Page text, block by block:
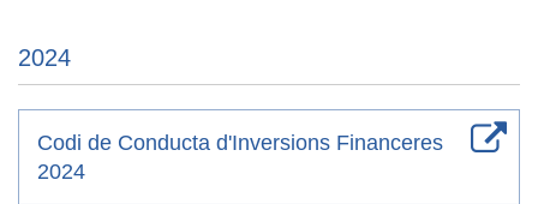
2024
Codi de Conducta d'Inversions Financeres
2024